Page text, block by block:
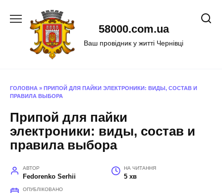
58000.com.ua
Ваш провідник у житті Чернівці
ГОЛОВНА » ПРИПОЙ ДЛЯ ПАЙКИ ЭЛЕКТРОНИКИ: ВИДЫ, СОСТАВ И
ПРАВИЛА ВЫБОРА
Припой для пайки
электроники: виды, состав и
правила выбора
АВТОР
Fedorenko Serhii
НА ЧИТАННЯ
5 хв
ОПУБЛІКОВАНО